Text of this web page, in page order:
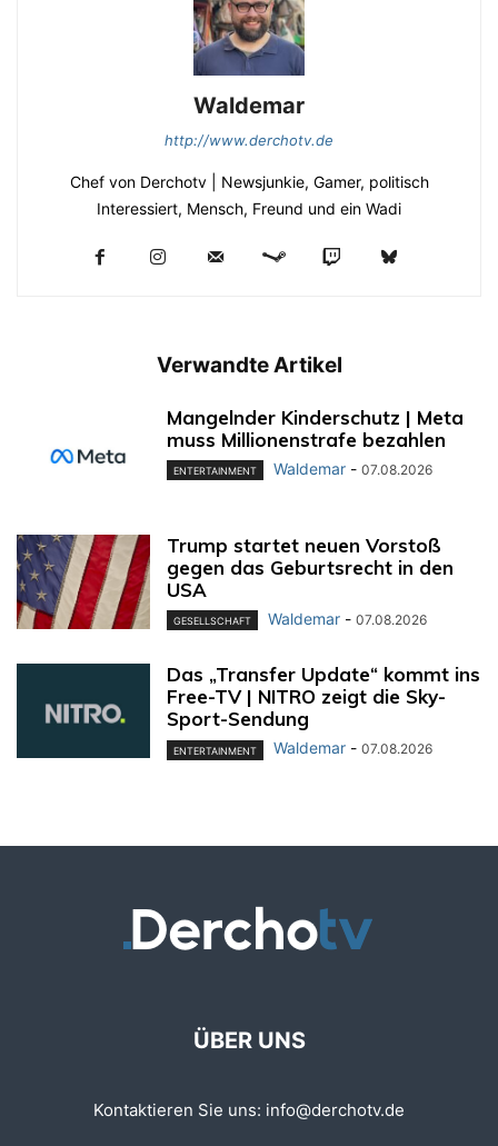
Waldemar
http://www.derchotv.de
Chef von Derchotv | Newsjunkie, Gamer, politisch
Interessiert, Mensch, Freund und ein Wadi
Verwandte Artikel
Mangelnder Kinderschutz | Meta
muss Millionenstrafe bezahlen
ENTERTAINMENT Waldemar - 07.08.2026
Trump startet neuen Vorstoß
gegen das Geburtsrecht in den
USA
GESELLSCHAFT Waldemar - 07.08.2026
Das „Transfer Update“ kommt ins
Free-TV | NITRO zeigt die Sky-
Sport-Sendung
ENTERTAINMENT Waldemar - 07.08.2026
ÜBER UNS
Kontaktieren Sie uns: info@derchotv.de